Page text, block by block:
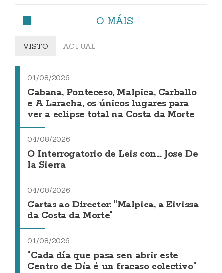
O MÁIS
VISTO ACTUAL
01/08/2026
Cabana, Ponteceso, Malpica, Carballo
e A Laracha, os únicos lugares para
ver a eclipse total na Costa da Morte
04/08/2026
O Interrogatorio de Leis con... Jose De
la Sierra
04/08/2026
Cartas ao Director: "Malpica, a Eivissa
da Costa da Morte"
01/08/2026
"Cada día que pasa sen abrir este
Centro de Día é un fracaso colectivo"